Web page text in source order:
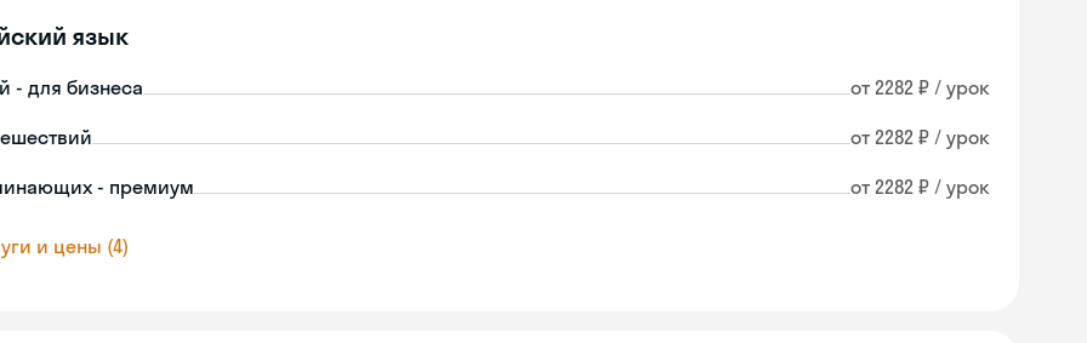
язык
- для бизнеса от 2282 ₽ / урок
от 2282 ₽ / урок
- премиум от 2282 ₽ / урок
и цены (4)